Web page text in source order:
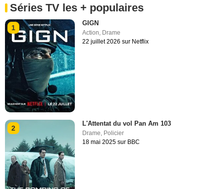
Séries TV les + populaires
1
GIGN
Action, Drame
22 juillet 2026 sur Netflix
2
L'Attentat du vol Pan Am 103
Drame, Policier
18 mai 2025 sur BBC